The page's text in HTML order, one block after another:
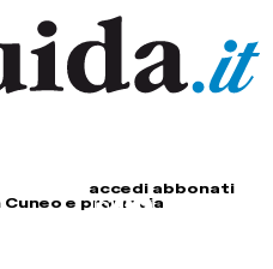
accedi abbonati
e provincia